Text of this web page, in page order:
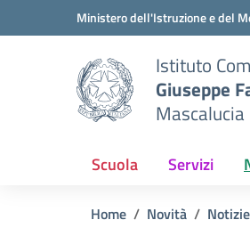
Vai ai contenuti
Vai al menu di navigazioneMinistero dell'Istruzione e del
Istituto
Giuseppe
Mascalucia
Scuola Servizi
Home Novità Notizie